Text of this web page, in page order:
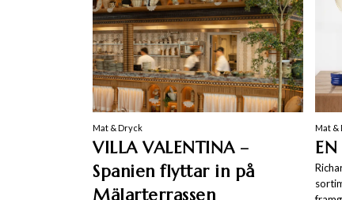
Mat & Dryck
VILLA VALENTINA –
Spanien flyttar in på
Mälarterrassen
Mat &